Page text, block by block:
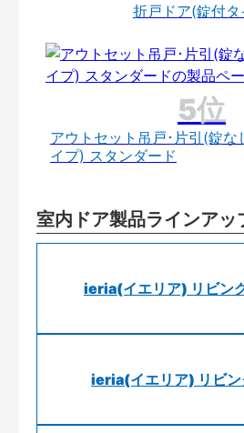
折戸ドア(錠付タ
アウトセット吊戸･片引(錠な
イプ) スタンダード
室内ドア製品ラインアッ
ieria(イエリア) リビン
ieria(イエリア) リビン